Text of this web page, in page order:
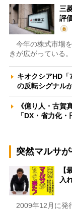
三
評
今年の株式市場
きが広がっている
キオクシアHD
の反転シグナ
《億り人・古賀
「DX・省力化
突然マルサが
【
入
2009年12月に発